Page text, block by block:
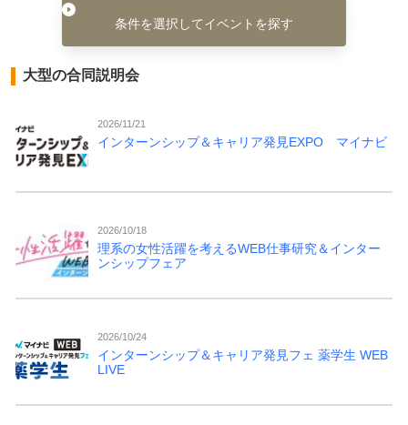
条件を選択してイベントを探す
大型の合同説明会
2026/11/21
インターンシップ＆キャリア発見EXPO マイナビ
2026/10/18
理系の女性活躍を考えるWEB仕事研究＆インター
ンシップフェア
2026/10/24
インターンシップ＆キャリア発見フェ 薬学生 WEB
LIVE